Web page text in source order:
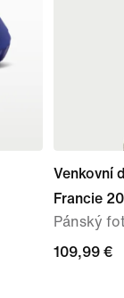
Venkovní
Francie
Pánský
109,99 €
109,99 €